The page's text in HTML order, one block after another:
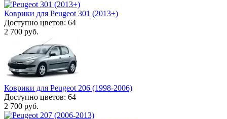
Коврики для Peugeot 301 (2013+)
Доступно цветов: 64
2 700 руб.
Коврики для Peugeot 206 (1998-2006)
Доступно цветов: 64
2 700 руб.